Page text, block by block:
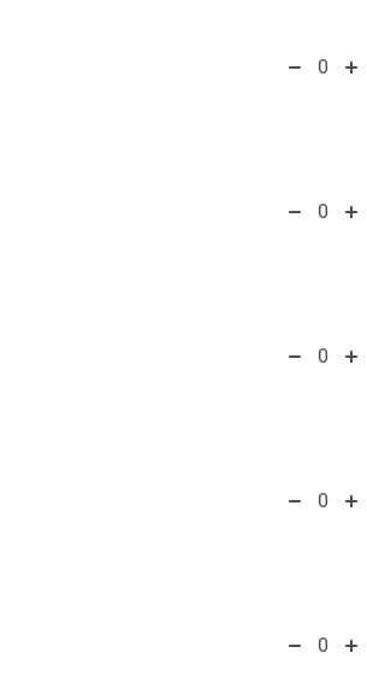
0
0
0
0
0